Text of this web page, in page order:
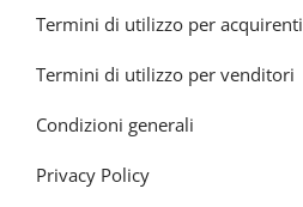
Termini di utilizzo per acquirenti
Termini di utilizzo per venditori
Condizioni generali
Privacy Policy